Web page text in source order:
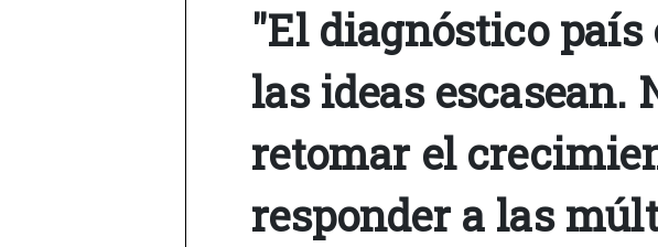
"El diagnóstico país
las ideas escasean.
retomar el
responder a las